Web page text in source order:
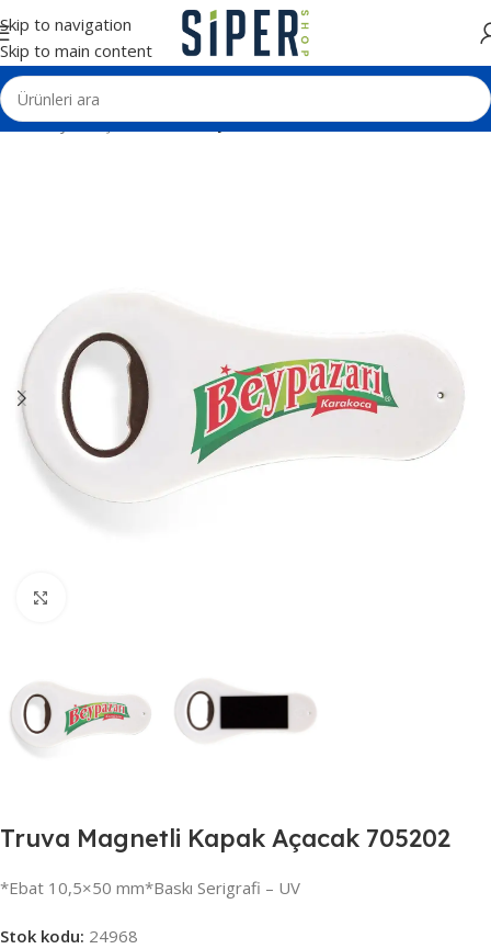
Skip to navigation
Skip to main content
Ana Sayfa Kişisel Ürünler Açacaklar ve Rozetler
Truva Magnetli Kapak Açacak 705202
*Ebat 10,5×50 mm*Baskı Serigrafi – UV
Stok kodu: 24968